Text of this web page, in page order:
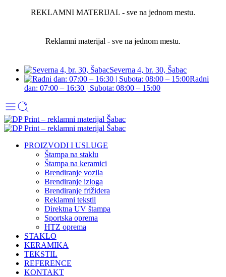
REKLAMNI MATERIJAL - sve na jednom mestu.
Reklamni materijal - sve na jednom mestu.
Severna 4, br. 30, Šabac
Radni
dan: 07:00 – 16:30 | Subota: 08:00 – 15:00
PROIZVODI I USLUGE
Štampa na staklu
Štampa na keramici
Brendiranje vozila
Brendiranje izloga
Brendiranje frižidera
Reklamni tekstil
Direktna UV štampa
Sportska oprema
HTZ oprema
STAKLO
KERAMIKA
TEKSTIL
REFERENCE
KONTAKT